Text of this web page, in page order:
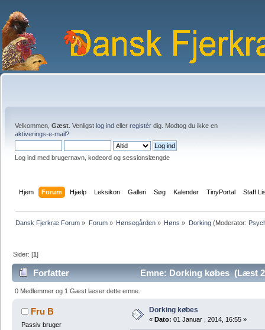
Velkommen, Gæst . Venligst log ind eller registér dig. Modtog du ikke en
aktiverings-e-mail?
Log ind med brugernavn, kodeord og sessionslængde
Hjem Forum Hjælp Leksikon Galleri Søg Kalender TinyPortal Staff
Dansk Fjerkræ Forum » Forum» Hønsegården» Høns » Dorking(Moderator:
Sider: [1]
Forfatter Emne: Dorking købes (Læst
0 Medlemmer og 1 Gæst læser dette emne.
Fru B
Passiv bruger
Dorking købes
« Dato: 01 Januar , 2014, 16:55 »